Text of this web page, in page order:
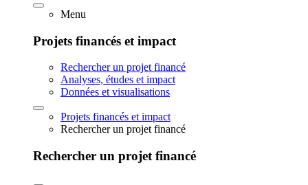
Menu
Projets financés et impact
Rechercher un projet financé
Analyses, études et impact
Données et visualisations
Projets financés et impact
Rechercher un projet financé
Rechercher un projet financé